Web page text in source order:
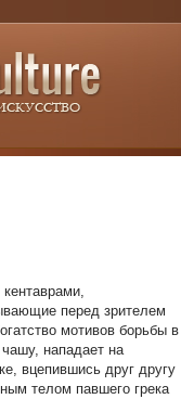
перед зрителем
мотивов борьбы в
нападает на
вцепившись друг другу
телом павшего грека